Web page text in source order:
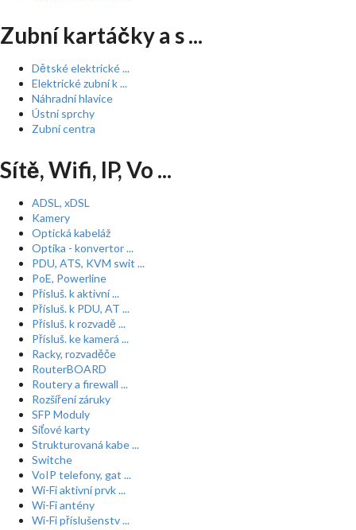
Zubní kartáčky a s ...
Dětské elektrické ...
Elektrické zubní k ...
Náhradní hlavice
Ústní sprchy
Zubní centra
Sítě, Wifi, IP, Vo ...
ADSL, xDSL
Kamery
Optická kabeláž
Optika - konvertor ...
PDU, ATS, KVM swit ...
PoE, Powerline
Přísluš. k aktivní ...
Přísluš. k PDU, AT ...
Přísluš. k rozvadě ...
Přísluš. ke kamerá ...
Racky, rozvaděče
RouterBOARD
Routery a firewall ...
Rozšíření záruky
SFP Moduly
Síťové karty
Strukturovaná kabe ...
Switche
VoIP telefony, gat ...
Wi-Fi aktivní prvk ...
Wi-Fi antény
Wi-Fi příslušenstv ...